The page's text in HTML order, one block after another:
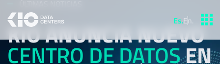
Es.En.
KIO ANUNCIA NUEVO
CENTRO DE DATOSEN